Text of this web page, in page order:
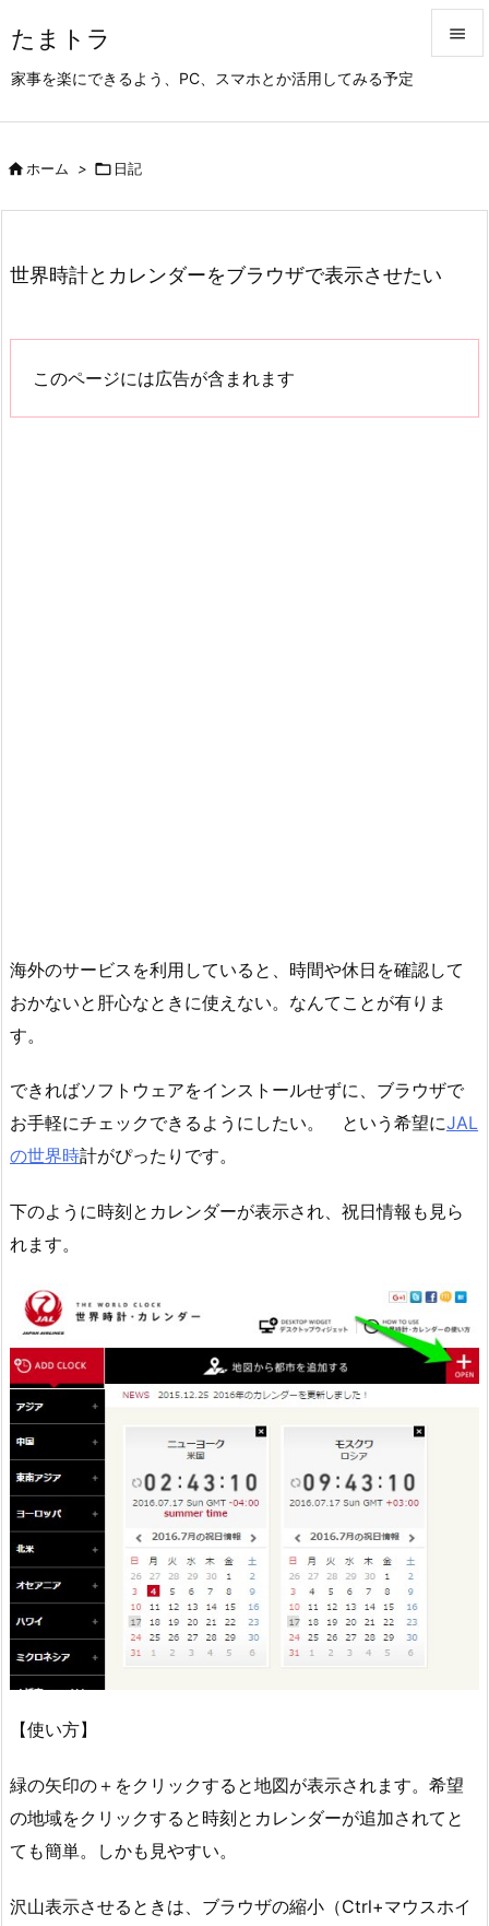
たまトラ
家事を楽にできるよう、PC、スマホとか活用してみる予定

前へ
ホーム >  日記
世界時計とカレンダーをブラウザで表示させたい
このページには広告が含まれます
海外のサービスを利用していると、時間や休日を確認して
おかないと肝心なときに使えない。なんてことが有りま
す。
できればソフトウェアをインストールせずに、ブラウザで
お手軽にチェックできるようにしたい。 という希望にJAL
の世界時計がぴったりです。
下のように時刻とカレンダーが表示され、祝日情報も見ら
れます。
【使い方】
緑の矢印の＋をクリックすると地図が表示されます。希望
の地域をクリックすると時刻とカレンダーが追加されてと
ても簡単。しかも見やすい。
沢山表示させるときは、ブラウザの縮小（Ctrl+マウスホイ